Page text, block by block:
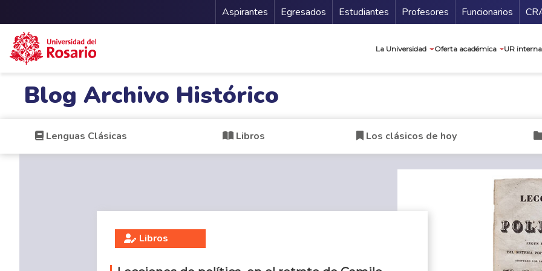
Menu Secundario
Aspirantes Egresados Estudiantes Profesores Funcionarios
La Universidad Oferta académica UR
Blog Archivo Histórico
Lenguas Clásicas Libros Los clásicos de hoy
Libros